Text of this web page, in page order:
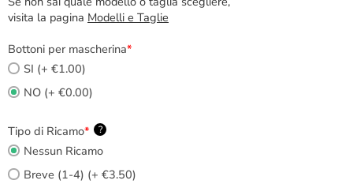
visita la pagina Modelli e Taglie
Bottoni per mascherina*
SI (+ €1.00)
NO (+ €0.00)
Tipo di Ricamo* ?
Nessun Ricamo
Breve (1-4) (+ €3.50)